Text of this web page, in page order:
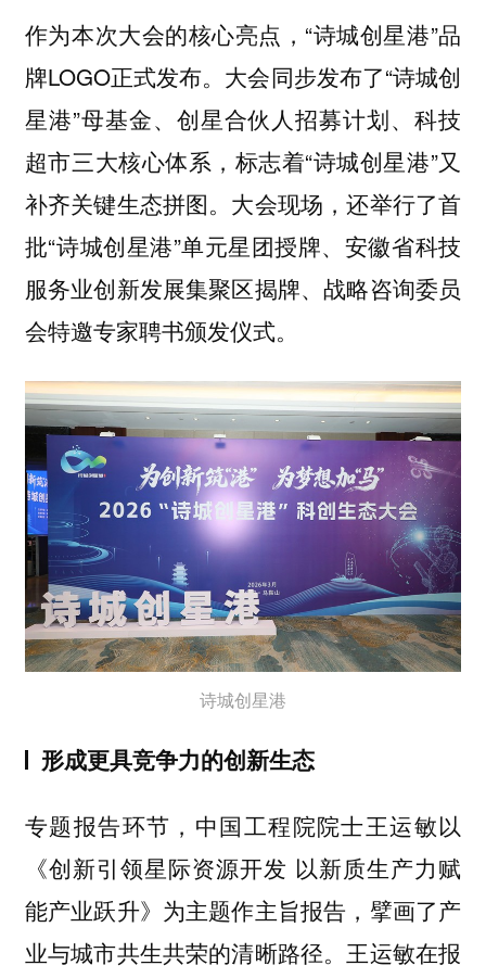
作为本次大会的核心亮点，“诗城创星港”品
牌LOGO正式发布。大会同步发布了“诗城创
星港”母基金、创星合伙人招募计划、科技
超市三大核心体系，标志着“诗城创星港”又
补齐关键生态拼图。大会现场，还举行了首
批“诗城创星港”单元星团授牌、安徽省科技
服务业创新发展集聚区揭牌、战略咨询委员
会特邀专家聘书颁发仪式。
诗城创星港
形成更具竞争力的创新生态
专题报告环节，中国工程院院士王运敏以
《创新引领星际资源开发 以新质生产力赋
能产业跃升》为主题作主旨报告，擘画了产
业与城市共生共荣的清晰路径。王运敏在报